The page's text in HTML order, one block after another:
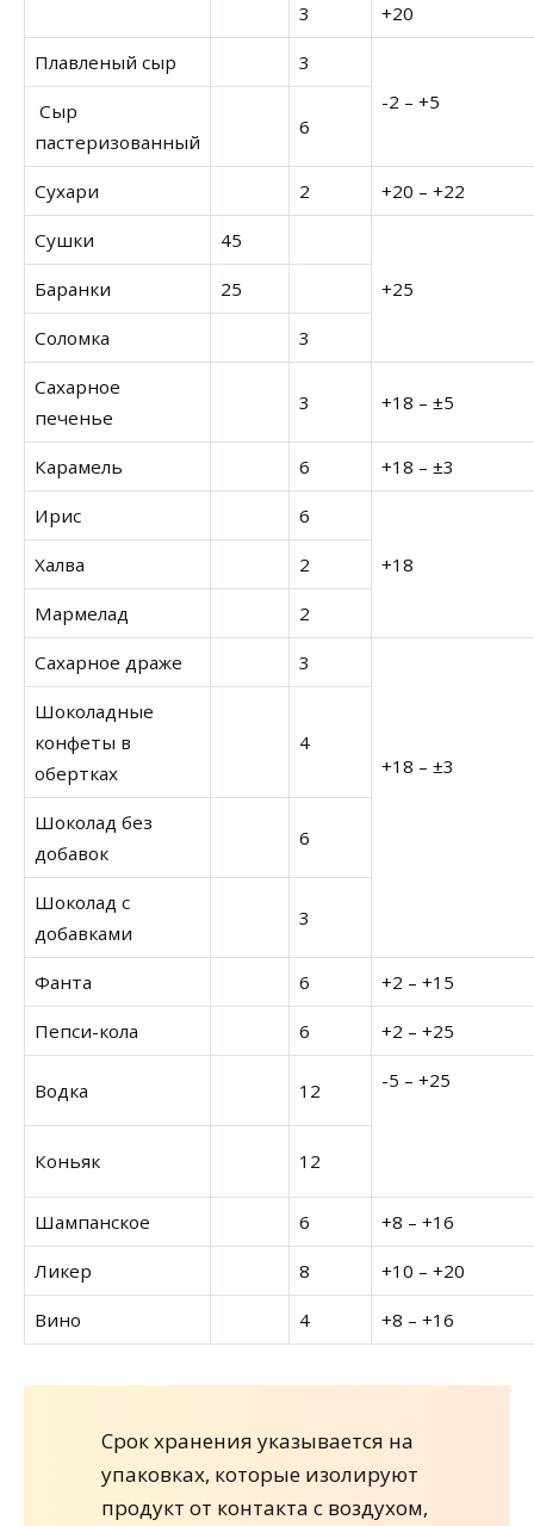
3 +20
Плавленый сыр
3
-2 – +5
Сыр
пастеризованный
6
Сухари 2 +20 – +22
Сушки 45
+25
Баранки 25
Соломка 3
Сахарное
печенье
3 +18 – ±5
Карамель 6 +18 – ±3
Ирис 6
+18
Халва 2
Мармелад 2
Сахарное драже 3
+18 – ±3
Шоколадные
конфеты в
обертках
4
Шоколад без
добавок
6
Шоколад с
добавками
3
Фанта 6 +2 – +15
Пепси-кола 6 +2 – +25
Водка 12 -5 – +25
Коньяк 12
Шампанское 6 +8 – +16
Ликер 8 +10 – +20
Вино 4 +8 – +16
Срок хранения указывается на
упаковках, которые изолируют
продукт от контакта с воздухом,